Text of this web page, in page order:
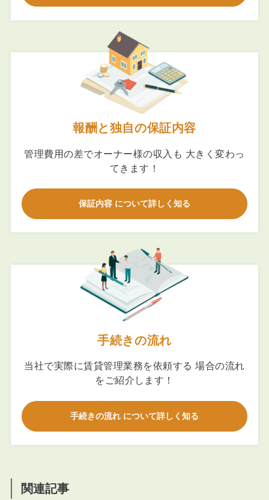
報酬と独自の保証内容
管理費用の差でオーナー様の収入も 大きく変わっ
てきます！
保証内容 について詳しく知る
手続きの流れ
当社で実際に賃貸管理業務を依頼する 場合の流れ
をご紹介します！
手続きの流れ について詳しく知る
関連記事